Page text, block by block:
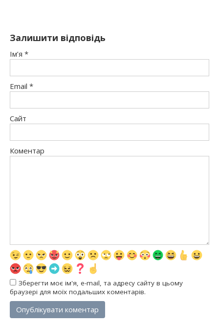
Залишити відповідь
Ім’я *
Email *
Сайт
Коментар
Зберегти моє ім'я, e-mail, та адресу сайту в цьому
браузері для моїх подальших коментарів.